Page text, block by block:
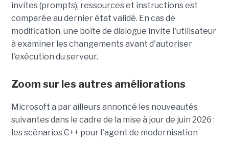
invites (prompts), ressources et instructions est
comparée au dernier état validé. En cas de
modification, une boîte de dialogue invite l'utilisateur
à examiner les changements avant d'autoriser
l'exécution du serveur.
Zoom sur les autres améliorations
Microsoft a par ailleurs annoncé les nouveautés
suivantes dans le cadre de la mise à jour de juin 2026 :
les scénarios C++ pour l'agent de modernisation